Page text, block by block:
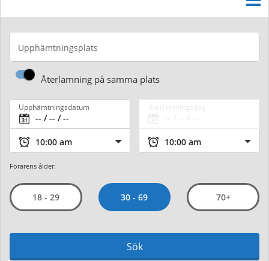
Upphämtningsplats
Återlämning på samma plats
Upphämtningsdatum
Förarens ålder:
18 - 29 30 - 69 70+
Sök